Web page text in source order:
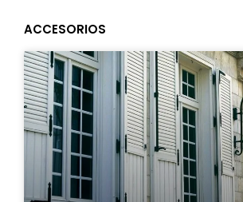
ACCESORIOS